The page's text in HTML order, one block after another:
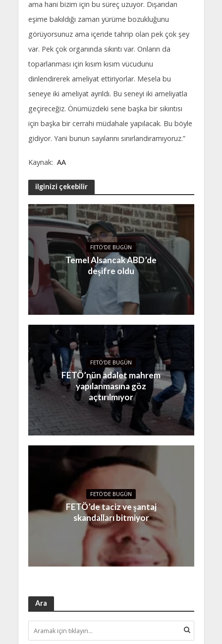
ama hani bizim için bu süreç uzuyor. Dışarıdan
eşime bakıldığı zaman yürüme bozukluğunu
görüyorsunuz ama içeride tahrip olan pek çok şey
var. Pek çok organında sıkıntı var. Onların da
toparlanması için kısım kısım vücudunu
dinlendirerek ameliyat ettiriyorlar. Mesela bu
seneye iki ameliyat ayrıldı. Bu seneyi iki ameliyatla
geçireceğiz. Önümüzdeki sene başka bir sıkıntısı
için başka bir cerrahi müdahale yapılacak. Bu böyle
gidiyor. Yani bunun sayılarını sınırlandıramıyoruz.”
Kaynak: AA
ilginizi çekebilir
FETÖ'DE BUGÜN
Temel Alsancak ABD’de
deşifre oldu
FETÖ'DE BUGÜN
FETÖ’nün adalet mahrem
yapılanmasına göz
açtırılmıyor
FETÖ'DE BUGÜN
FETÖ’de taciz ve şantaj
skandalları bitmiyor
Ara